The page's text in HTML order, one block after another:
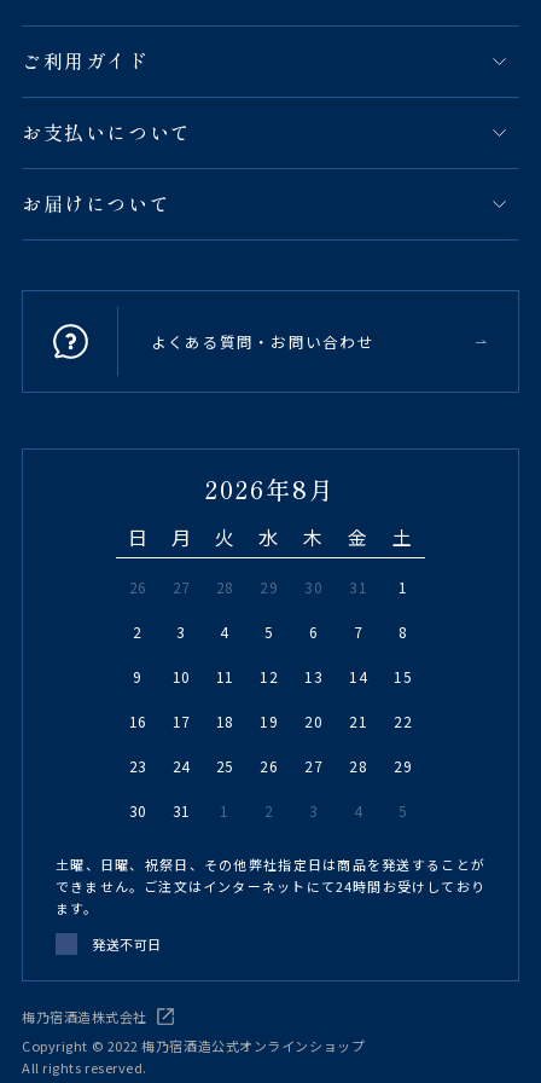
ご利用ガイド
お支払いについて
お届けについて
よくある質問・お問い合わせ
2026年8月
日 月 火 水 木 金 土
26 27 28 29 30 31 1
2 3 4 5 6 7 8
9 10 11 12 13 14 15
16 17 18 19 20 21 22
23 24 25 26 27 28 29
30 31 1 2 3 4 5
土曜、日曜、祝祭日、その他弊社指定日は商品を発送することが
できません。ご注文はインターネットにて24時間お受けしており
ます。
発送不可日
梅乃宿酒造株式会社
Copyright © 2022 梅乃宿酒造公式オンラインショップ
All rights reserved.